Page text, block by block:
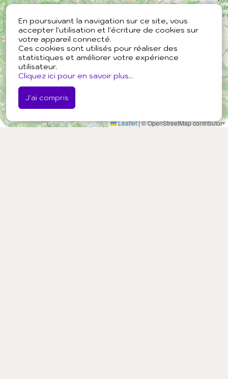
En poursuivant la navigation sur ce site, vous
accepter l'utilisation et l'écriture de cookies sur
votre appareil connecté.
Ces cookies sont utilisés pour réaliser des
statistiques et améliorer votre expérience
utilisateur.
Cliquez ici pour en savoir plus...
J'ai compris
Leaflet|© OpenStreetMap contributors